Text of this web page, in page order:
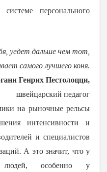
персонального
уедет дальше чем тот,
самого лучшего коня.
Генрих Пестолоцци,
швейцарский педагог
на рыночные рельсы
интенсивности и
и специалистов
А это значит, что у
людей, особенно у